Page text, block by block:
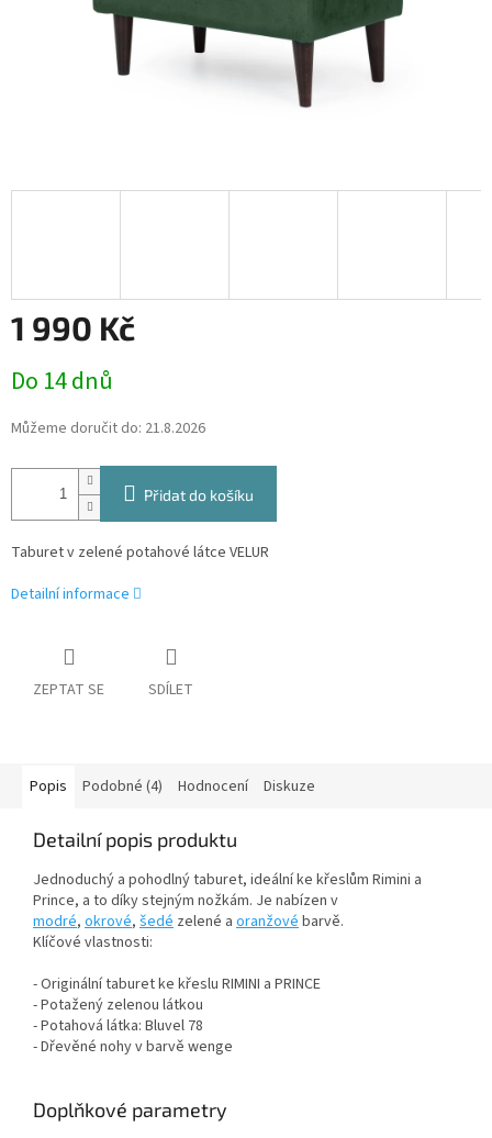
1 990 Kč
cena:
Do 14 dnů
Můžeme doručit do: 21.8.2026
Přidat do košíku
Taburet v zelené potahové látce VELUR
Detailní informace
ZEPTAT SE SDÍLET
Popis Podobné (4) Hodnocení Diskuze
Detailní popis produktu
Jednoduchý a pohodlný taburet, ideální ke křeslům Rimini a
Prince, a to díky stejným nožkám. Je nabízen v
modré, okrové, šedé zelené a oranžovébarvě.
Klíčové vlastnosti:
- Originální taburet ke křeslu RIMINI a PRINCE
- Potažený zelenou látkou
- Potahová látka: Bluvel 78
- Dřevěné nohy v barvě wenge
Doplňkové parametry